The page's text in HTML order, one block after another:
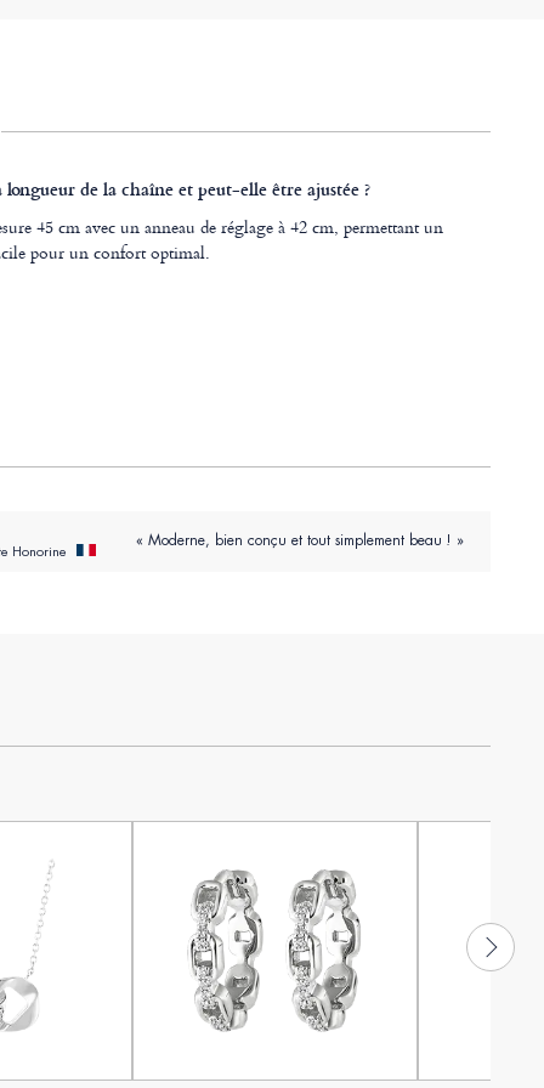
longueur de la chaîne et peut-elle être ajustée ?
45 cm avec un anneau de réglage à 42 cm, permettant un
pour un confort optimal.
Honorine
« Moderne, bien conçu et tout simplement beau ! »